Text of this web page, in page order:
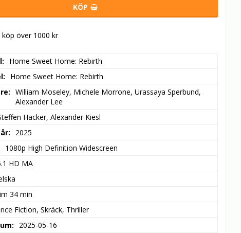
KÖP
köp över 1000 kr
Home Sweet Home: Rebirth
Home Sweet Home: Rebirth
William Moseley, Michele Morrone, Urassaya Sperbund,
Alexander Lee
Hacker, Alexander Kiesl
2025
1080p High Definition Widescreen
HD MA
34 min
Fiction, Skräck, Thriller
2025-05-16